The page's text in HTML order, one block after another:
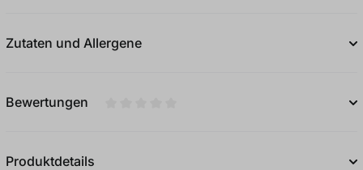
Zutaten und Allergene
Bewertungen
Produktdetails